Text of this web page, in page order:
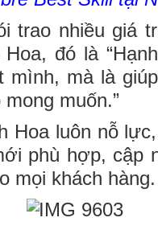
trao nhiều giá
đó là
mình, mà là
muốn.”
Hoa luôn nỗ
phù hợp, cập
mọi khách hàng.